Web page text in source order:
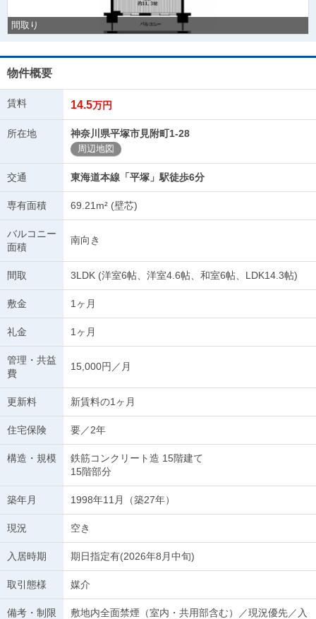
間取り
物件概要
賃料 14.5万円
所在地 神奈川県平塚市見附町1-28
周辺地図
交通 東海道本線「平塚」駅徒歩6分
専有面積 69.21m² (壁芯)
バルコニー
面積
南向き
間取 3LDK (洋室6帖、洋室4.6帖、和室6帖、LDK14.3帖)
敷金 1ヶ月
礼金 1ヶ月
管理・共益
費
15,000円／月
更新料 新賃料の1ヶ月
住宅保険 要／2年
構造・規模
鉄筋コンクリート造 15階建て
15階部分
築年月 1998年11月（築27年）
現況 空き
入居時期 期日指定有(2026年8月中旬)
取引態様 媒介
備考・制限
敷地内全面禁煙（室内・共用部含む）／現況優先／入